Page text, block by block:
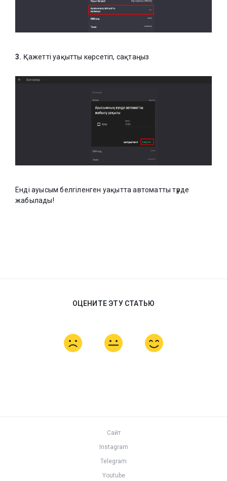
3. Қажетті уақытты көрсетіп, сақтаңыз
Енді ауысым белгіленген уақытта автоматты түрде
жабылады!
ОЦЕНИТЕ ЭТУ СТАТЬЮ
Сайт
Instagram
Telegram
Youtube